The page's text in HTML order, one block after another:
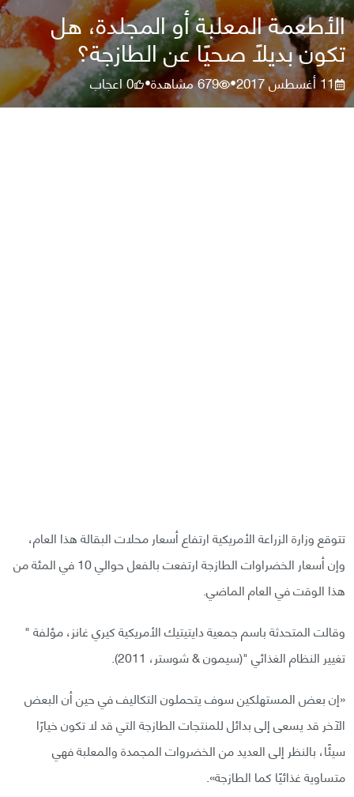
الأطعمة المعلبة أو المجلدة، هل
تكون بديلًا صحيًا عن الطازجة؟
11 أغسطس 2017 •
679مشاهدة•
0اعجاب
تتوقع وزارة الزراعة الأمريكية ارتفاع أسعار محلات البقالة هذا العام،
وإن أسعار الخضراوات الطازجة ارتفعت بالفعل حوالي 10 في المئة من
هذا الوقت في العام الماضي.
وقالت المتحدثة باسم جمعية دايتيتيك الأمريكية كيري غانز، مؤلفة "
تغيير النظام الغذائي "(سيمون & شوستر، 2011).
«إن بعض المستهلكين سوف يتحملون التكاليف في حين أن البعض
الآخر قد يسعى إلى بدائل للمنتجات الطازجة التي قد لا تكون خيارًا
سيئًا، بالنظر إلى العديد من الخضروات المجمدة والمعلبة فهي
متساوية غذائيًا كما الطازجة».